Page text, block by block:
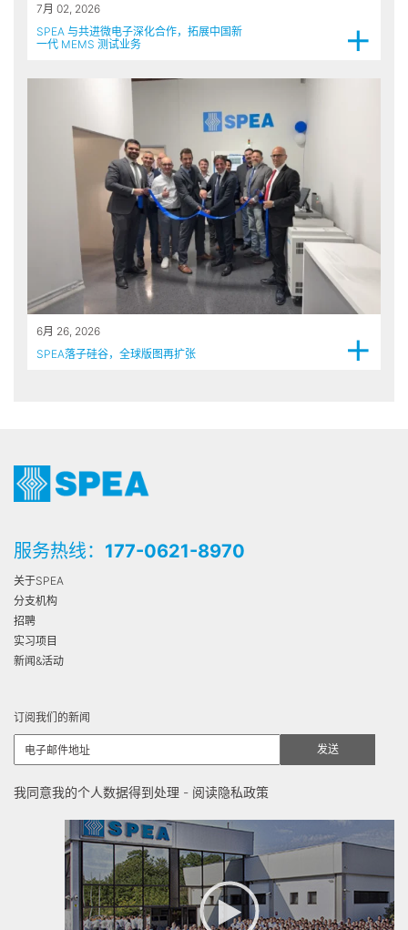
7月 02, 2026
SPEA 与共进微电子深化合作，拓展中国新
一代 MEMS 测试业务
+
6月 26, 2026
SPEA落子硅谷，全球版图再扩张
+
服务热线： 177-0621-8970
关于SPEA
分支机构
招聘
实习项目
新闻&活动
订阅我们的新闻
我同意我的个人数据得到处理 - 阅读隐私政策